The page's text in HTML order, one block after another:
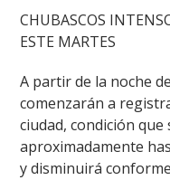
CHUBASCOS
ESTE MARTES
A partir de la noche
comenzarán a
ciudad, condición
aproximadamente
y disminuirá